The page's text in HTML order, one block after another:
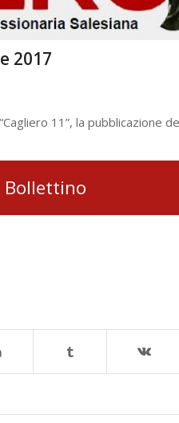
2017
11”, la pubblicazione
Bollettino